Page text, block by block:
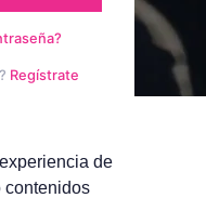
Regístrate
de
contenidos